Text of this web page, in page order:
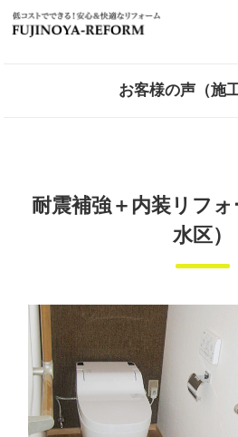
お客様の声（施
耐震補強＋内装リフ
水区）